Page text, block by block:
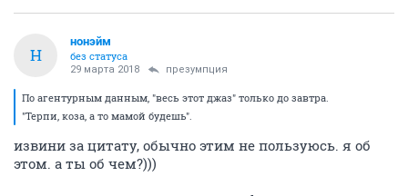
Н
нонэйм
без статуса
29 марта 2018 презумпция
По агентурным данным, "весь этот джаз" только до завтра.
"Терпи, коза, а то мамой будешь".
извини за цитату, обычно этим не пользуюсь. я об
этом. а ты об чем?)))